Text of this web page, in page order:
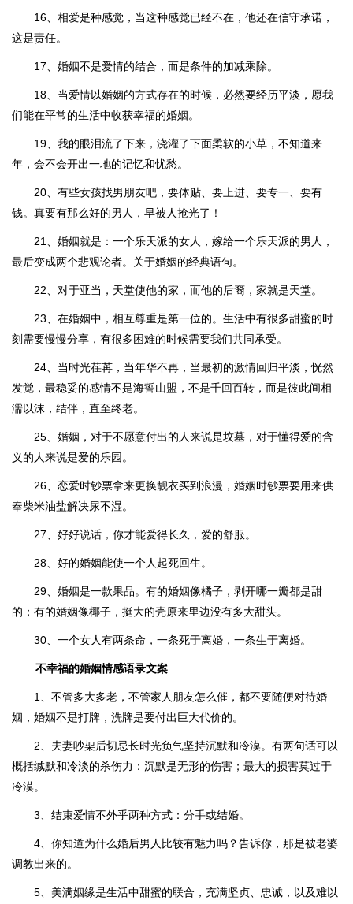
16、相爱是种感觉，当这种感觉已经不在，他还在信守承诺，
这是责任。
17、婚姻不是爱情的结合，而是条件的加减乘除。
18、当爱情以婚姻的方式存在的时候，必然要经历平淡，愿我
们能在平常的生活中收获幸福的婚姻。
19、我的眼泪流了下来，浇灌了下面柔软的小草，不知道来
年，会不会开出一地的记忆和忧愁。
20、有些女孩找男朋友吧，要体贴、要上进、要专一、要有
钱。真要有那么好的男人，早被人抢光了！
21、婚姻就是：一个乐天派的女人，嫁给一个乐天派的男人，
最后变成两个悲观论者。关于婚姻的经典语句。
22、对于亚当，天堂使他的家，而他的后裔，家就是天堂。
23、在婚姻中，相互尊重是第一位的。生活中有很多甜蜜的时
刻需要慢慢分享，有很多困难的时候需要我们共同承受。
24、当时光荏苒，当年华不再，当最初的激情回归平淡，恍然
发觉，最稳妥的感情不是海誓山盟，不是千回百转，而是彼此间相
濡以沫，结伴，直至终老。
25、婚姻，对于不愿意付出的人来说是坟墓，对于懂得爱的含
义的人来说是爱的乐园。
26、恋爱时钞票拿来更换靓衣买到浪漫，婚姻时钞票要用来供
奉柴米油盐解决尿不湿。
27、好好说话，你才能爱得长久，爱的舒服。
28、好的婚姻能使一个人起死回生。
29、婚姻是一款果品。有的婚姻像橘子，剥开哪一瓣都是甜
的；有的婚姻像椰子，挺大的壳原来里边没有多大甜头。
30、一个女人有两条命，一条死于离婚，一条生于离婚。
不幸福的婚姻情感语录文案
1、不管多大多老，不管家人朋友怎么催，都不要随便对待婚
姻，婚姻不是打牌，洗牌是要付出巨大代价的。
2、夫妻吵架后切忌长时光负气坚持沉默和冷漠。有两句话可以
概括缄默和冷淡的杀伤力：沉默是无形的伤害；最大的损害莫过于
冷漠。
3、结束爱情不外乎两种方式：分手或结婚。
4、你知道为什么婚后男人比较有魅力吗？告诉你，那是被老婆
调教出来的。
5、美满姻缘是生活中甜蜜的联合，充满坚贞、忠诚，以及难以